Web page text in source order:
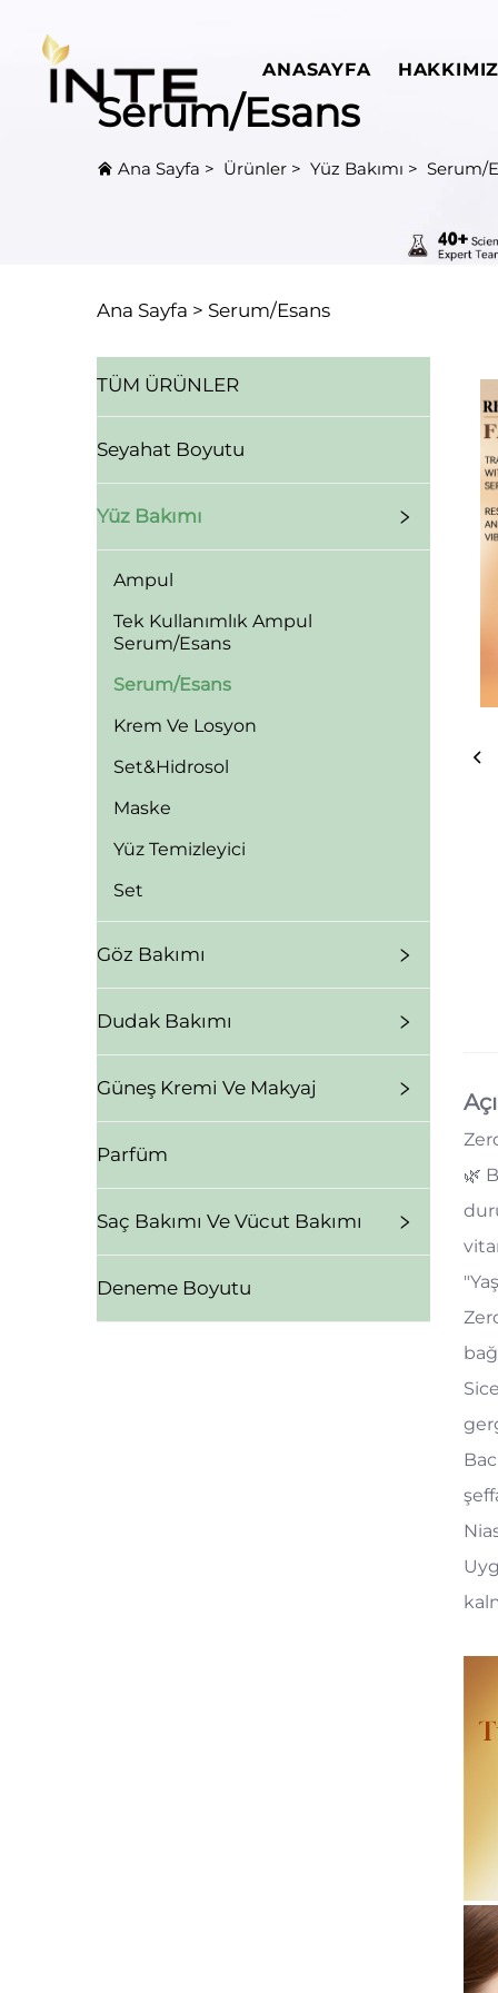
ANASAYFA
Serum/Esans
Ana Sayfa > Ürünler > Yüz Bakımı > Serum/
Ana Sayfa > Serum/Esans
TÜM ÜRÜNLER
Seyahat Boyutu
Yüz Bakımı
Ampul
Tek Kullanımlık Ampul
Serum/Esans
Serum/Esans
Krem Ve Losyon
Set&Hidrosol
Maske
Yüz Temizleyici
Set
Göz Bakımı
Dudak Bakımı
Güneş Kremi Ve Makyaj
Parfüm
Saç Bakımı Ve Vücut Bakımı
Deneme Boyutu
🌿